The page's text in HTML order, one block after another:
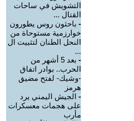
التشويش في ساحات
القتال ...
- باحثون روس يطورون
خوارزمية مستوحاة من
النحل الطنان لتثبيت ال
...
-
بعد 5 أشهر من
الحرب.. بوادر اتفاق
-وشيك- لفتح مضيق
هرمز
- الجيش اليمني يرد
على هجمات معسكرات
مأرب